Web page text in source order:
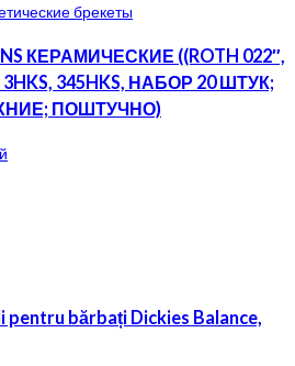
брекеты
КЕРАМИЧЕСКИЕ ((ROTH 022″,
3HKS, 345HKS, НАБОР 20 ШТУК;
ПОШТУЧНО)
pentru bărbați Dickies Balance,